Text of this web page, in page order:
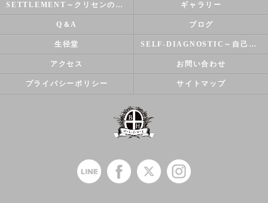
SETTLEMENT～クリセンのズバリ解決シリーズ～ ギャラリー
Q＆A ブログ
生径堂 SELF-DIAGNOSTIC～自己診断～
アクセス お問い合わせ
プライバシーポリシー サイトマップ